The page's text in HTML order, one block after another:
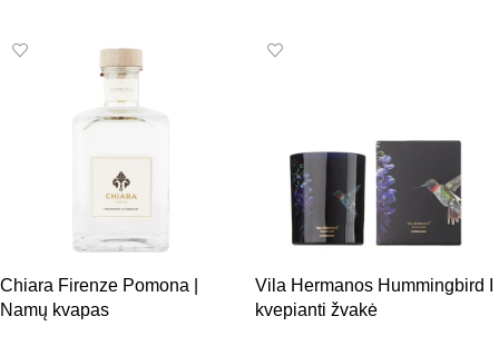
Chiara Firenze Pomona |
Namų kvapas
Vila Hermanos Hummingbird I
kvepianti žvakė